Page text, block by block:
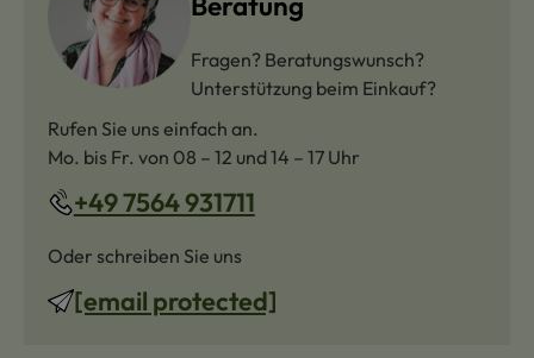
Fragen? Beratungswunsch?
Unterstützung beim Einkauf?
Rufen Sie uns einfach an.
Mo. bis Fr. von 08 – 12 und 14 – 17 Uhr
+49 7564 931711
Oder schreiben Sie uns
[email protected]